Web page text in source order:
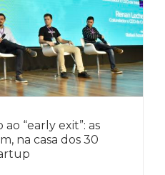
“early exit”: as
na casa dos 30